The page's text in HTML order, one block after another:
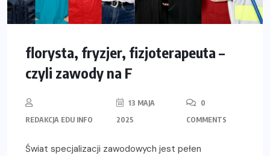
florysta, fryzjer, fizjoterapeuta –
czyli zawody na F
REDAKCJA EDU INFO
13 MAJA
2025
0
COMMENTS
Świat specjalizacji zawodowych jest pełen